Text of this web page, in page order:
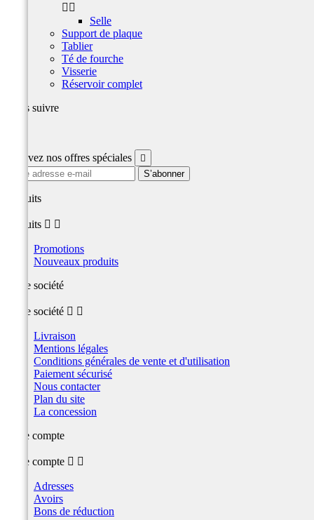
 
Selle
Support de plaque
Tablier
Té de fourche
Visserie
Réservoir complet
Nous suivre
Recevez nos offres spéciales 
produits
produits  
Promotions
Nouveaux produits
Notre société
Notre société  
Livraison
Mentions légales
Conditions générales de vente et d'utilisation
Paiement sécurisé
Nous contacter
Plan du site
La concession
Votre compte
Votre compte  
Adresses
Avoirs
Bons de réduction